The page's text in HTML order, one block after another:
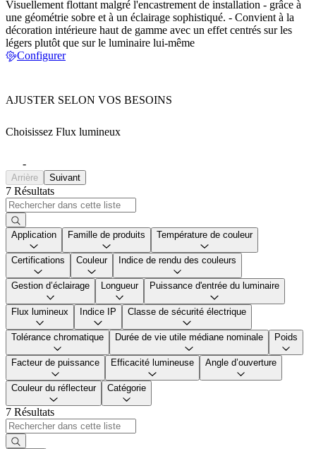
Visuellement flottant malgré l'encastrement de installation - grâce à
une géométrie sobre et à un éclairage sophistiqué. - Convient à la
décoration intérieure haut de gamme avec un effet centrés sur les
légers plutôt que sur le luminaire lui-même
Configurer
AJUSTER SELON VOS BESOINS
Choisissez Flux lumineux
-
Arrière Suivant
7 Résultats
Application Famille de produits Température de couleur
Certifications Couleur Indice de rendu des couleurs
Gestion d’éclairage Longueur Puissance d'entrée du luminaire
Flux lumineux Indice IP Classe de sécurité électrique
Tolérance chromatique Durée de vie utile médiane nominale Poids
Facteur de puissance Efficacité lumineuse Angle d’ouverture
Couleur du réflecteur Catégorie
7 Résultats